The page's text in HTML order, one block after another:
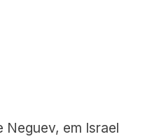
Neguev, em Israel